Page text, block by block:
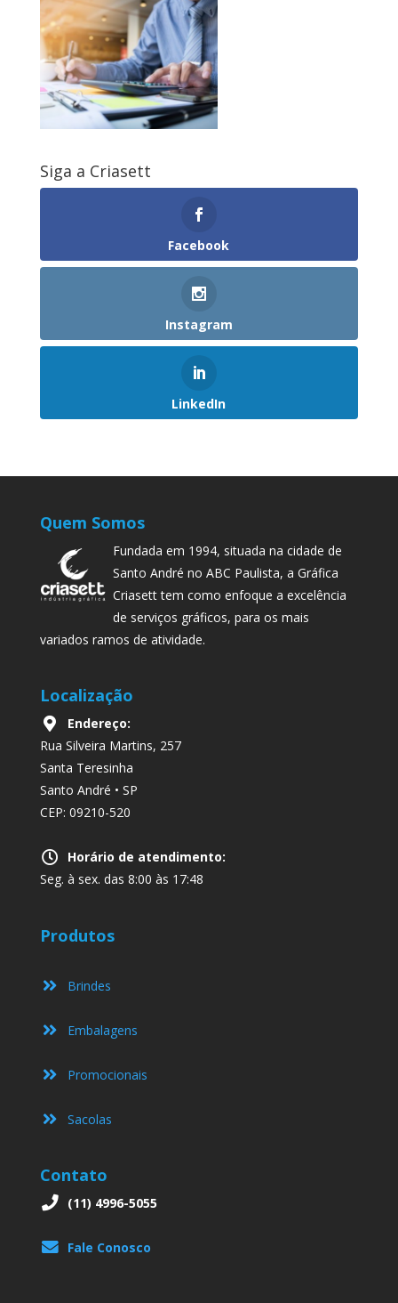
Siga a Criasett
Facebook
Instagram
LinkedIn
Quem Somos
Fundada em 1994, situada na cidade de
Santo André no ABC Paulista, a Gráfica
Criasett tem como enfoque a excelência
de serviços gráficos, para os mais
variados ramos de atividade.
Localização
Endereço:
Rua Silveira Martins, 257
Santa Teresinha
Santo André • SP
CEP: 09210-520
Horário de atendimento:
Seg. à sex. das 8:00 às 17:48
Produtos
Brindes
Embalagens
Promocionais
Sacolas
Contato
(11) 4996-5055
Fale Conosco